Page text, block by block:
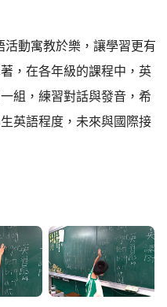
活動寓教於樂，讓學習更有
，在各年級的課程中，英
組，練習對話與發音，希
英語程度，未來與國際接